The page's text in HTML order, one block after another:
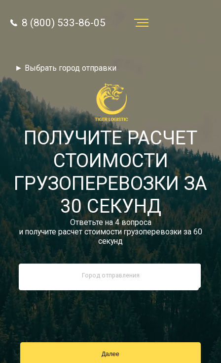
8 (800) 533-86-05
Звонок по России бесплатный
autotransport24@yandex.ru
Заказать звонок
Тарифы
Отзывы
Статьи
Новости
Документы
Контакты
► Выбрать город отправки
8 (800) 533-86-05
ПОЛУЧИТЕ РАСЧЕТ
СТОИМОСТИ
ГРУЗОПЕРЕВОЗКИ ЗА
30 СЕКУНД
Ответьте на 4 вопроса
и получите расчет стоимости грузоперевозки за 60
секунд